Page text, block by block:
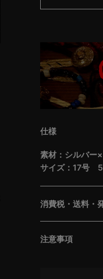
仕様
素材：シルバー
サイズ：17号
消費税・送料・
注意事項